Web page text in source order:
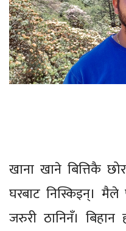
खाना खाने बित्तिकै
घरबाट निस्किइन्। मैले
जरुरी ठानिनँ।